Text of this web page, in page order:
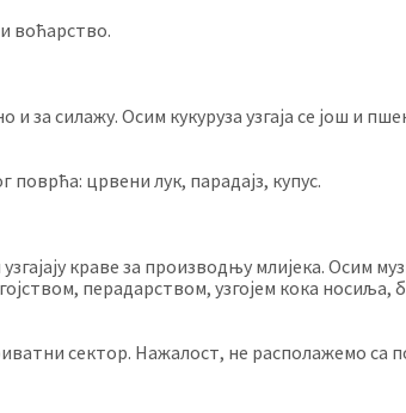
воћарство.
и за силажу. Осим кукуруза узгаја се још и
поврћа: црвени лук, парадајз, купус.
краве за производњу млијека. Осим
перадарством, узгојем кока носиља,
сектор. Нажалост, не располажемо са